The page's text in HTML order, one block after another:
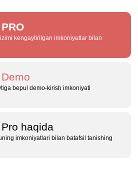
PRO
kengaytirilgan imkoniyatlar bilan
Demo
bepul demo‑kirish imkoniyati
haqida
imkoniyatlari bilan batafsil tanishing